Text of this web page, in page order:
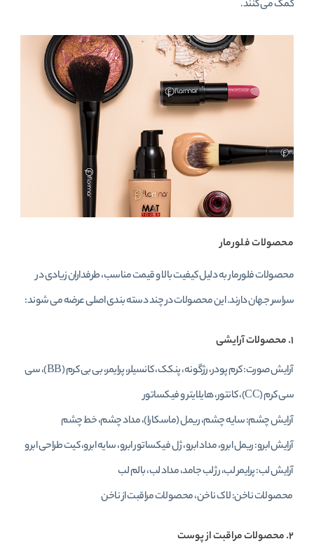
کمک می‌ کنند.
محصولات فلورمار
محصولات فلورمار به دلیل کیفیت بالا و قیمت مناسب، طرفداران زیادی در
سراسر جهان دارند. این محصولات در چند دسته‌ بندی اصلی عرضه می‌ شوند:
۱. محصولات آرایشی
آرایش صورت: کرم پودر، رژگونه، پنکک، کانسیلر، پرایمر، بی‌ بی کرم (BB)، سی‌
سی کرم (CC)، کانتور، هایلایتر و فیکساتور
آرایش چشم: سایه چشم، ریمل (ماسکارا)، مداد چشم، خط چشم
آرایش ابرو: ریمل ابرو، مداد ابرو، ژل فیکساتور ابرو، سایه ابرو، کیت طراحی ابرو
آرایش لب: پرایمر لب، رژ لب جامد، مداد لب، بالم لب
محصولات ناخن: لاک ناخن، محصولات مراقبت از ناخن
۲. محصولات مراقبت از پوست